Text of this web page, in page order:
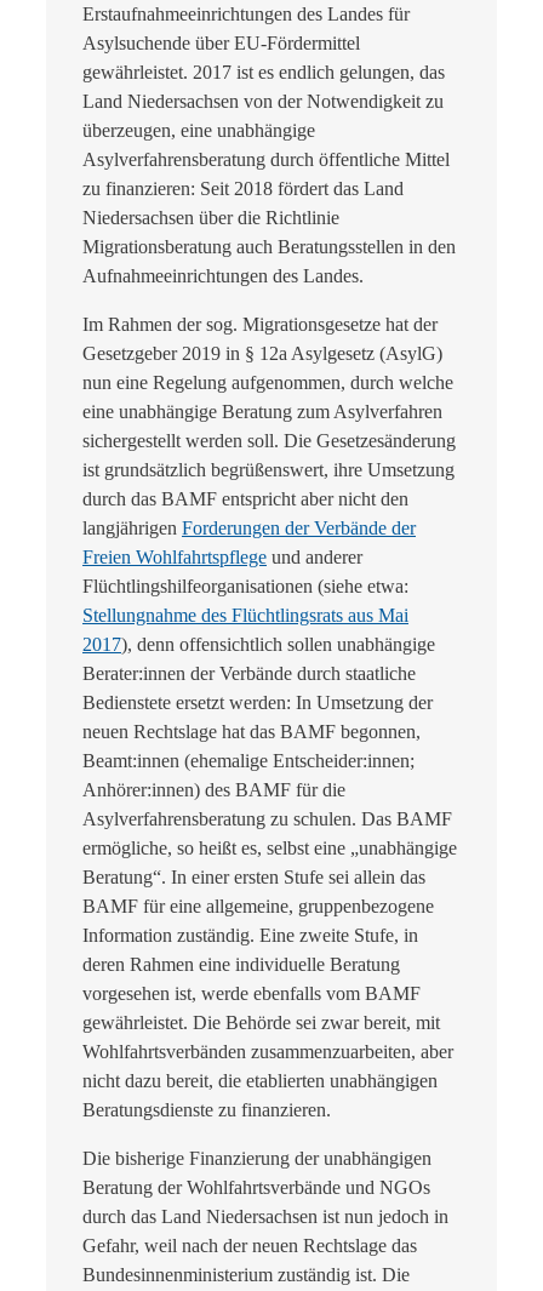
Erstaufnahmeeinrichtungen des Landes für
Asylsuchende über EU-Fördermittel
gewährleistet. 2017 ist es endlich gelungen, das
Land Niedersachsen von der Notwendigkeit zu
überzeugen, eine unabhängige
Asylverfahrensberatung durch öffentliche Mittel
zu finanzieren: Seit 2018 fördert das Land
Niedersachsen über die Richtlinie
Migrationsberatung auch Beratungsstellen in den
Aufnahmeeinrichtungen des Landes.
Im Rahmen der sog. Migrationsgesetze hat der
Gesetzgeber 2019 in § 12a Asylgesetz (AsylG)
nun eine Regelung aufgenommen, durch welche
eine unabhängige Beratung zum Asylverfahren
sichergestellt werden soll. Die Gesetzesänderung
ist grundsätzlich begrüßenswert, ihre Umsetzung
durch das BAMF entspricht aber nicht den
langjährigen Forderungen derVerbände der
Freien Wohlfahrtspflege und anderer
Flüchtlingshilfeorganisationen (siehe etwa:
Stellungnahme des Flüchtlingsrats aus Mai
2017), denn offensichtlich sollen unabhängige
Berater:innen der Verbände durch staatliche
Bedienstete ersetzt werden: In Umsetzung der
neuen Rechtslage hat das BAMF begonnen,
Beamt:innen (ehemalige Entscheider:innen;
Anhörer:innen) des BAMF für die
Asylverfahrensberatung zu schulen. Das BAMF
ermögliche, so heißt es, selbst eine „unabhängige
Beratung“. In einer ersten Stufe sei allein das
BAMF für eine allgemeine, gruppenbezogene
Information zuständig. Eine zweite Stufe, in
deren Rahmen eine individuelle Beratung
vorgesehen ist, werde ebenfalls vom BAMF
gewährleistet. Die Behörde sei zwar bereit, mit
Wohlfahrtsverbänden zusammenzuarbeiten, aber
nicht dazu bereit, die etablierten unabhängigen
Beratungsdienste zu finanzieren.
Die bisherige Finanzierung der unabhängigen
Beratung der Wohlfahrtsverbände und NGOs
durch das Land Niedersachsen ist nun jedoch in
Gefahr, weil nach der neuen Rechtslage das
Bundesinnenministerium zuständig ist. Die